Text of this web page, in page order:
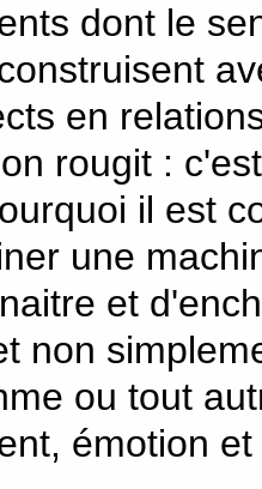
dont le
en
rougit :
il est
une
et
non
ou tout
émotion